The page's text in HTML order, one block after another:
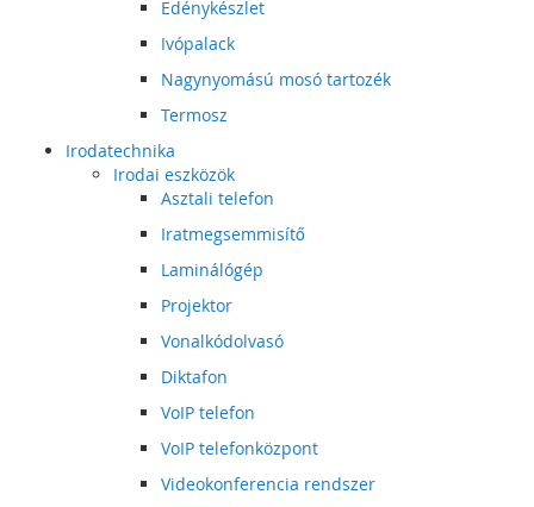
Edénykészlet
Ivópalack
Nagynyomású mosó tartozék
Termosz
Irodatechnika
Irodai eszközök
Asztali telefon
Iratmegsemmisítő
Laminálógép
Projektor
Vonalkódolvasó
Diktafon
VoIP telefon
VoIP telefonközpont
Videokonferencia rendszer